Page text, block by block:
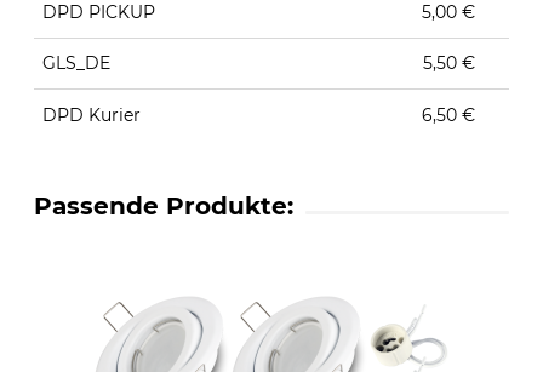
DPD PICKUP 5,00 €
GLS_DE 5,50 €
DPD Kurier 6,50 €
Passende Produkte: